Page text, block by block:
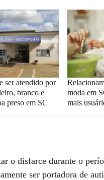
ser atendido por
branco e
preso em SC
moda em
mais
o disfarce durante o
ser portadora de